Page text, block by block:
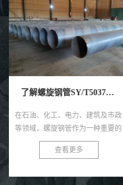
深入解读Q235B螺旋钢管：性能卓越的多领域应用之星
在现代工程建设的广阔领域中，一
种名为Q235B螺旋钢管的优质建材
正以其卓越的性能和广泛的应用领
域，逐渐成为行业内的璀璨明星。
备...
查看更多